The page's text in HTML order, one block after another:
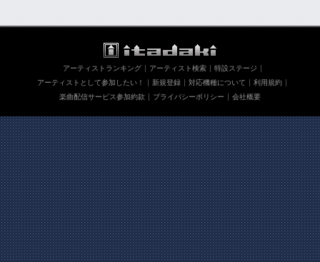
アーティストランキング アーティスト検索
特設ステージ
アーティストとして参加したい！
新規登録 対応機種について
利用規約
楽曲配信サービス参加約款
プライバシーポリシー 会社概要